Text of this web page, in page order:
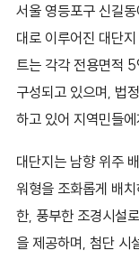
서울 영등포구 신길
대로 이루어진 대단
트는 각각 전용면적
구성되고 있으며, 법
하고 있어 지역민들
대단지는 남향 위주
워형을 조화롭게 배
한, 풍부한 조경시설
을 제공하며, 첨단 시